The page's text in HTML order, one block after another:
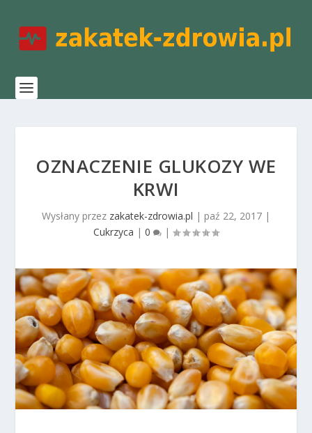
OZNACZENIE GLUKOZY WE
KRWI
Wysłany przez zakatek-zdrowia.pl | paź 22, 2017 |
Cukrzyca | 0 |